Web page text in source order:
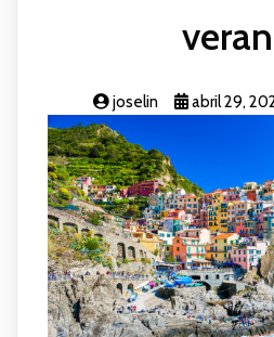
joselin abril 29,